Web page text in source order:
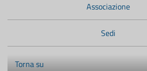
Associazione
Sedi
Torna su